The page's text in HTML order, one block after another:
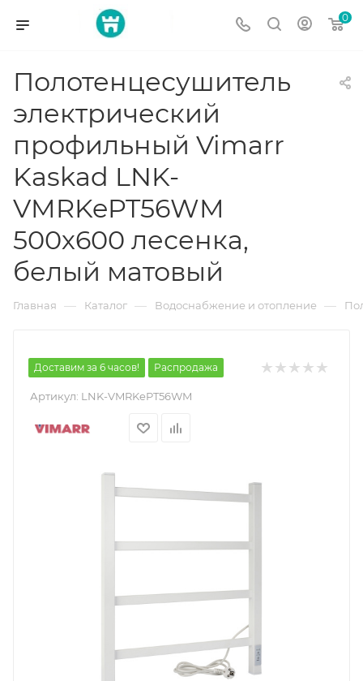
0
Полотенцесушитель
электрический
профильный Vimarr
Kaskad LNK-
VMRKePT56WM
500х600 лесенка,
белый матовый
Главная — Каталог — Водоснабжение и отопление —
Доставим за 6 часов! Распродажа
Артикул: LNK-VMRKePT56WM